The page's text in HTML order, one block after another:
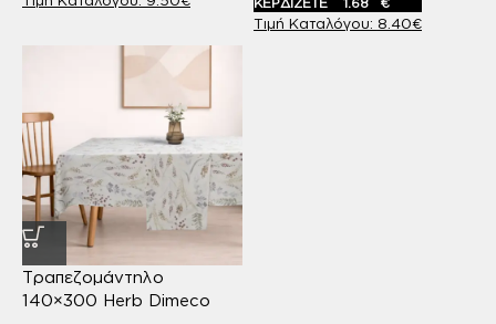
8.40€
Τραπεζομάντηλο
140×300 Herb Dimeco